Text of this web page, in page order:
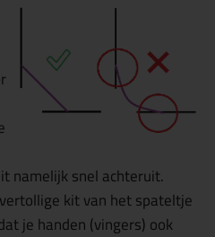
namelijk snel achteruit.
kit van het spateltje
je handen (vingers) ook